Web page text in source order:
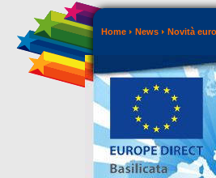
Home News Novità